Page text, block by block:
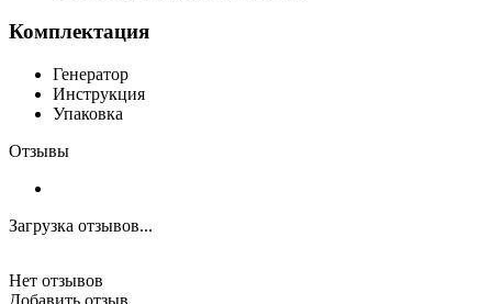
Комплектация
Генератор
Инструкция
Упаковка
Отзывы
Загрузка отзывов...
Нет отзывов
Добавить отзыв